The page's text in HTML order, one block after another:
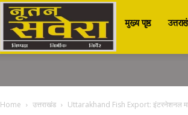
Nutan
मुख्य पृष्ठ
Home उत्तराखंड Uttarakhand Fish Export: इंटरनेशनल